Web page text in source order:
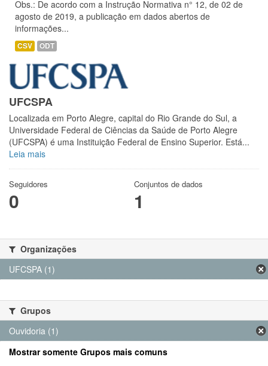
Obs.: De acordo com a Instrução Normativa n° 12, de 02 de
agosto de 2019, a publicação em dados abertos de
informações...
CSV ODT
UFCSPA
Localizada em Porto Alegre, capital do Rio Grande do Sul, a
Universidade Federal de Ciências da Saúde de Porto Alegre
(UFCSPA) é uma Instituição Federal de Ensino Superior. Está...
Leia mais
Seguidores
0
Conjuntos de dados
1
Organizações
UFCSPA (1)
Grupos
Ouvidoria (1)
Mostrar somente Grupos mais comuns